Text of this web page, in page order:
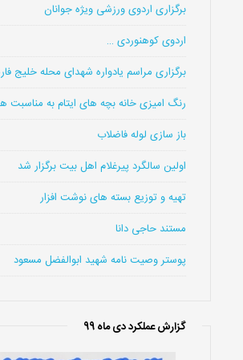
برگزاری اردوی ورزشی ویژه جوانان
اردوی کوهنوردی …
برگزاری مراسم یادواره شهدای محله خلیج
رنگ امیزی خانه بچه های ایتام به مناسبت
باز سازی لوله فاضلاب
اولین سالگرد پیرغلام اهل بیت برگزار شد
تهیه و توزیع بسته های نوشت افزار
مستند حاجی دانا
پوستر وصیت نامه شهید ابوالفضل مسعود
گزارش عملکرد دی ماه 99